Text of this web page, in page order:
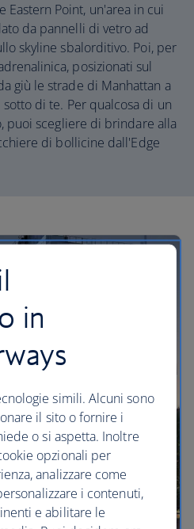
Eastern Point, un'area in cui
da pannelli di vetro ad
skyline sbalorditivo. Poi, per
posizionati sul
giù le strade di Manhattan a
di te. Per qualcosa di un
puoi scegliere di brindare alla
di bollicine dall'Edge
in
simili. Alcuni sono
il sito o fornire i
o si aspetta. Inoltre
opzionali per
analizzare come
i contenuti,
e abilitare le